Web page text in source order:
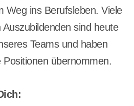
Weg ins Berufsleben. Viele
sind heute
Teams und haben
übernommen.